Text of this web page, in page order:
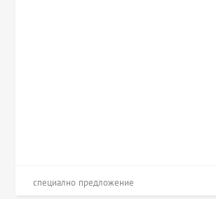
специално предложение